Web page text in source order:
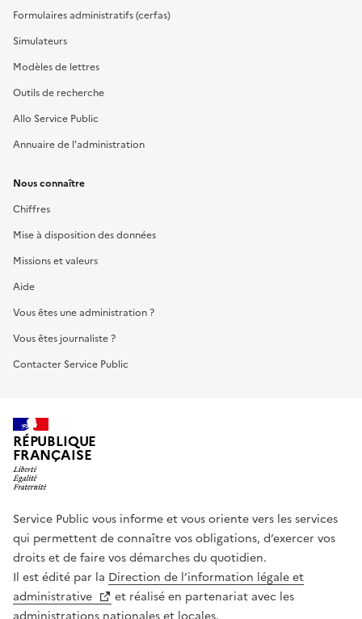
Formulaires administratifs (cerfas)
Simulateurs
Modèles de lettres
Outils de recherche
Allo Service Public
Annuaire de l'administration
Nous connaître
Chiffres
Mise à disposition des données
Missions et valeurs
Aide
Vous êtes une administration ?
Vous êtes journaliste ?
Contacter Service Public
RÉPUBLIQUE
FRANÇAISE
Service Public vous informe et vous oriente vers les services
qui permettent de connaître vos obligations, d’exercer vos
droits et de faire vos démarches du quotidien.
Il est édité par la Direction de l’information légale et
administrative
et réalisé en partenariat avec les